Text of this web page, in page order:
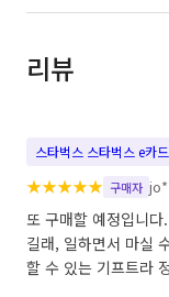
리뷰
스타벅스 스타벅스 e카
★★★★★ 구매자
또 구매할 예정입니
길래, 일하면서 마실
할 수 있는 기프트라